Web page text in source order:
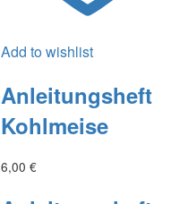
Add to wishlist
Anleitungsheft
Kohlmeise
6,00 €